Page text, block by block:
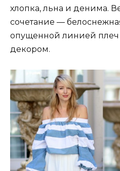
хлопка, льна и денима.
сочетание —
опущенной линией
декором.